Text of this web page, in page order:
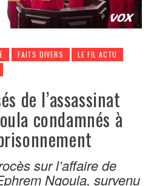
FAITS DIVERS
LE FIL ACTU
de l’assassinat
condamnés à
sur l’affaire de
Ngoula, survenu